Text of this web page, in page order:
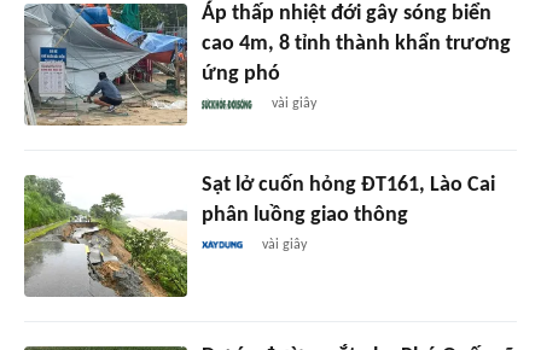
Áp thấp nhiệt đới gây sóng biển
cao 4m, 8 tỉnh thành khẩn trương
ứng phó
vài giây
Sạt lở cuốn hỏng ĐT161, Lào Cai
phân luồng giao thông
vài giây